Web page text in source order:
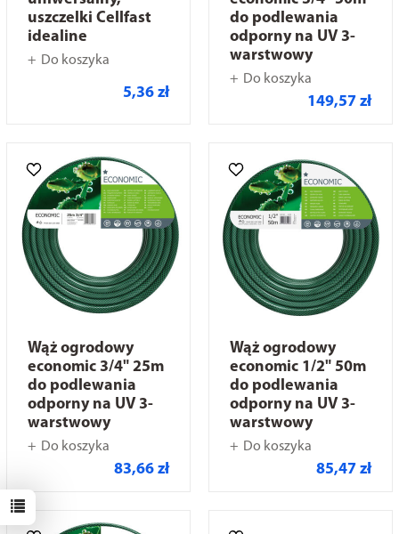
uszczelki Cellfast
idealine
Do koszyka
5,36 zł
do podlewania
odporny na UV 3-
warstwowy
Do koszyka
149,57 zł
Wąż ogrodowy
economic 3/4" 25m
do podlewania
odporny na UV 3-
warstwowy
Do koszyka
83,66 zł
Wąż ogrodowy
economic 1/2" 50m
do podlewania
odporny na UV 3-
warstwowy
Do koszyka
85,47 zł